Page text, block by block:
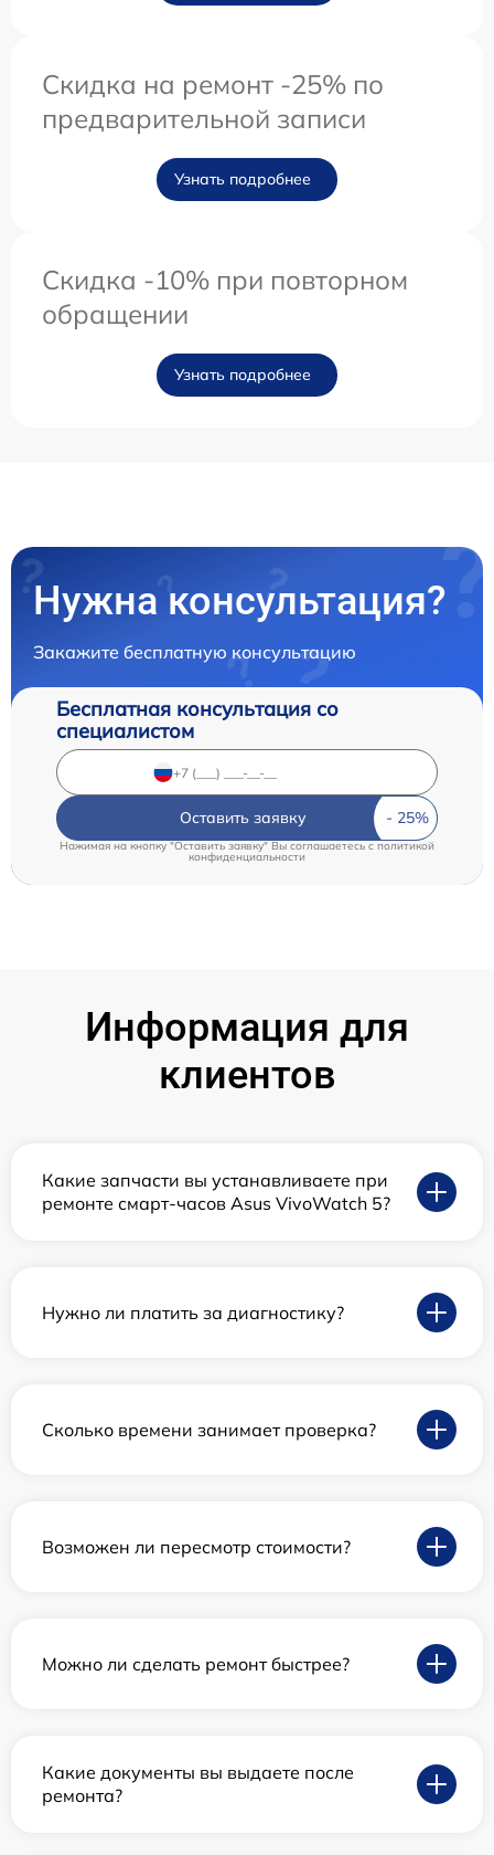
Скидка на ремонт -25% по
предварительной записи
Узнать подробнее
Скидка -10% при повторном
обращении
Узнать подробнее
Нужна консультация?
Закажите бесплатную консультацию
Бесплатная консультация со
специалистом
Оставить заявку
Нажимая на кнопку "Оставить заявку" Вы соглашаетесь cполитикой
конфиденциальности
Информация для
клиентов
Какие запчасти вы устанавливаете при
ремонте смарт-часов Asus VivoWatch 5?
Нужно ли платить за диагностику?
Сколько времени занимает проверка?
Возможен ли пересмотр стоимости?
Можно ли сделать ремонт быстрее?
Какие документы вы выдаете после
ремонта?